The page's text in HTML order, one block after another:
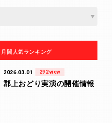
月間人気ランキング
2026.03.01 292view
郡上おどり実演の開催情報